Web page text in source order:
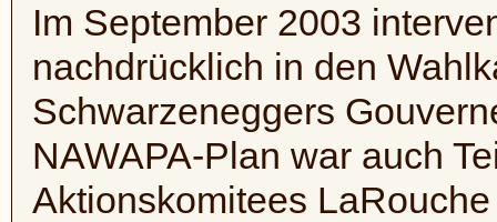
Im September 2003
nachdrücklich in den
Schwarzeneggers
NAWAPA-Plan war auch
Aktionskomitees